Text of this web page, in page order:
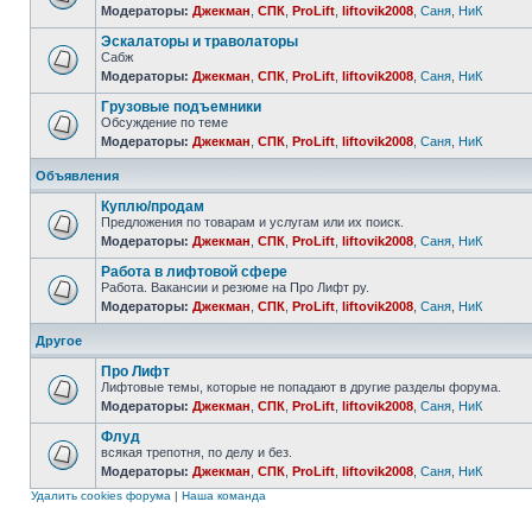
Модераторы: Джекман СПК ProLift liftovik2008 Саня НиК
Эскалаторы и траволаторы
Сабж
Модераторы: Джекман СПК ProLift liftovik2008 Саня НиК
Грузовые подъемники
Обсуждение по теме
Модераторы: Джекман СПК ProLift liftovik2008 Саня НиК
Объявления
Куплю/продам
Предложения по товарам и услугам или их поиск.
Модераторы: Джекман СПК ProLift liftovik2008 Саня НиК
Работа в лифтовой сфере
Работа. Вакансии и резюме на Про Лифт ру.
Модераторы: Джекман СПК ProLift liftovik2008 Саня НиК
Другое
Про Лифт
Лифтовые темы, которые не попадают в другие разделы форума.
Модераторы: Джекман СПК ProLift liftovik2008 Саня НиК
Флуд
всякая трепотня, по делу и без.
Модераторы: Джекман СПК ProLift liftovik2008 Саня НиК
Удалить cookies форума | Наша команда